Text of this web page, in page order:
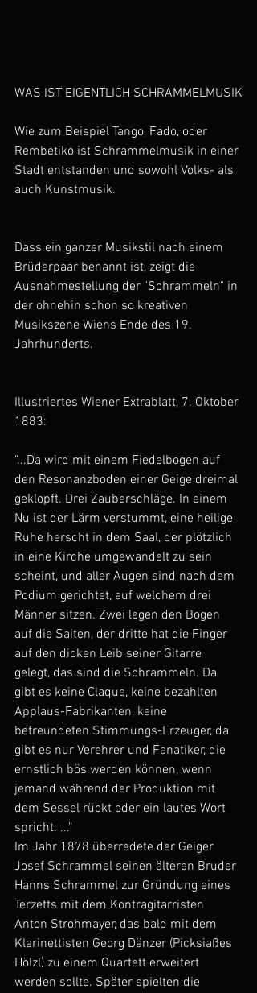
WAS IST EIGENTLICH SCHRAMMELMUSIK
Wie zum Beispiel Tango, Fado, oder
Rembetiko ist Schrammelmusik in einer
Stadt entstanden und sowohl Volks- als
auch Kunstmusik.
Dass ein ganzer Musikstil nach einem
Brüderpaar benannt ist, zeigt die
Ausnahmestellung der "Schrammeln" in
der ohnehin schon so kreativen
Musikszene Wiens Ende des 19.
Jahrhunderts.
Illustriertes Wiener Extrablatt, 7. Oktober
1883:
"...Da wird mit einem Fiedelbogen auf
den Resonanzboden einer Geige dreimal
geklopft. Drei Zauberschläge. In einem
Nu ist der Lärm verstummt, eine heilige
Ruhe herscht in dem Saal, der plötzlich
in eine Kirche umgewandelt zu sein
scheint, und aller Augen sind nach dem
Podium gerichtet, auf welchem drei
Männer sitzen. Zwei legen den Bogen
auf die Saiten, der dritte hat die Finger
auf den dicken Leib seiner Gitarre
gelegt, das sind die Schrammeln. Da
gibt es keine Claque, keine bezahlten
Applaus-Fabrikanten, keine
befreundeten Stimmungs-Erzeuger, da
gibt es nur Verehrer und Fanatiker, die
ernstlich bös werden können, wenn
jemand während der Produktion mit
dem Sessel rückt oder ein lautes Wort
spricht. ..."
Im Jahr 1878 überredete der Geiger
Josef Schrammel seinen älteren Bruder
Hanns Schrammel zur Gründung eines
Terzetts mit dem Kontragitarristen
Anton Strohmayer, das bald mit dem
Klarinettisten Georg Dänzer (Picksiaßes
Hölzl) zu einem Quartett erweitert
werden sollte. Später spielten die